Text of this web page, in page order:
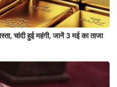
चांदी हुई महंगी, जानें 3 मई का ताजा